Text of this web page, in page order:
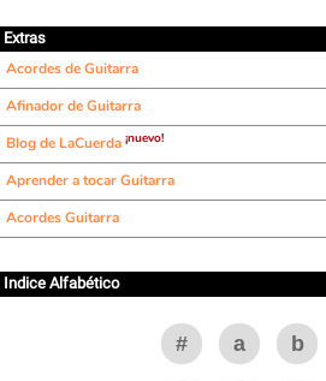
Extras
Acordes de Guitarra
Afinador de Guitarra
Blog de LaCuerda ¡nuevo!
Aprender a tocar Guitarra
Acordes Guitarra
Indice Alfabético
# a b